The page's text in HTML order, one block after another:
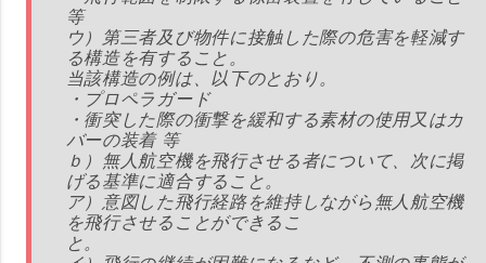
等
ウ）第三者及び物件に接触した際の危害を軽減す
る構造を有すること。
当該構造の例は、以下のとおり。
・プロペラガード
・衝突した際の衝撃を緩和する素材の使用又はカ
バーの装着 等
ｂ）無人航空機を飛行させる者について、次に掲
げる基準に適合すること。
ア）意図した飛行経路を維持しながら無人航空機
を飛行させることができるこ
と。